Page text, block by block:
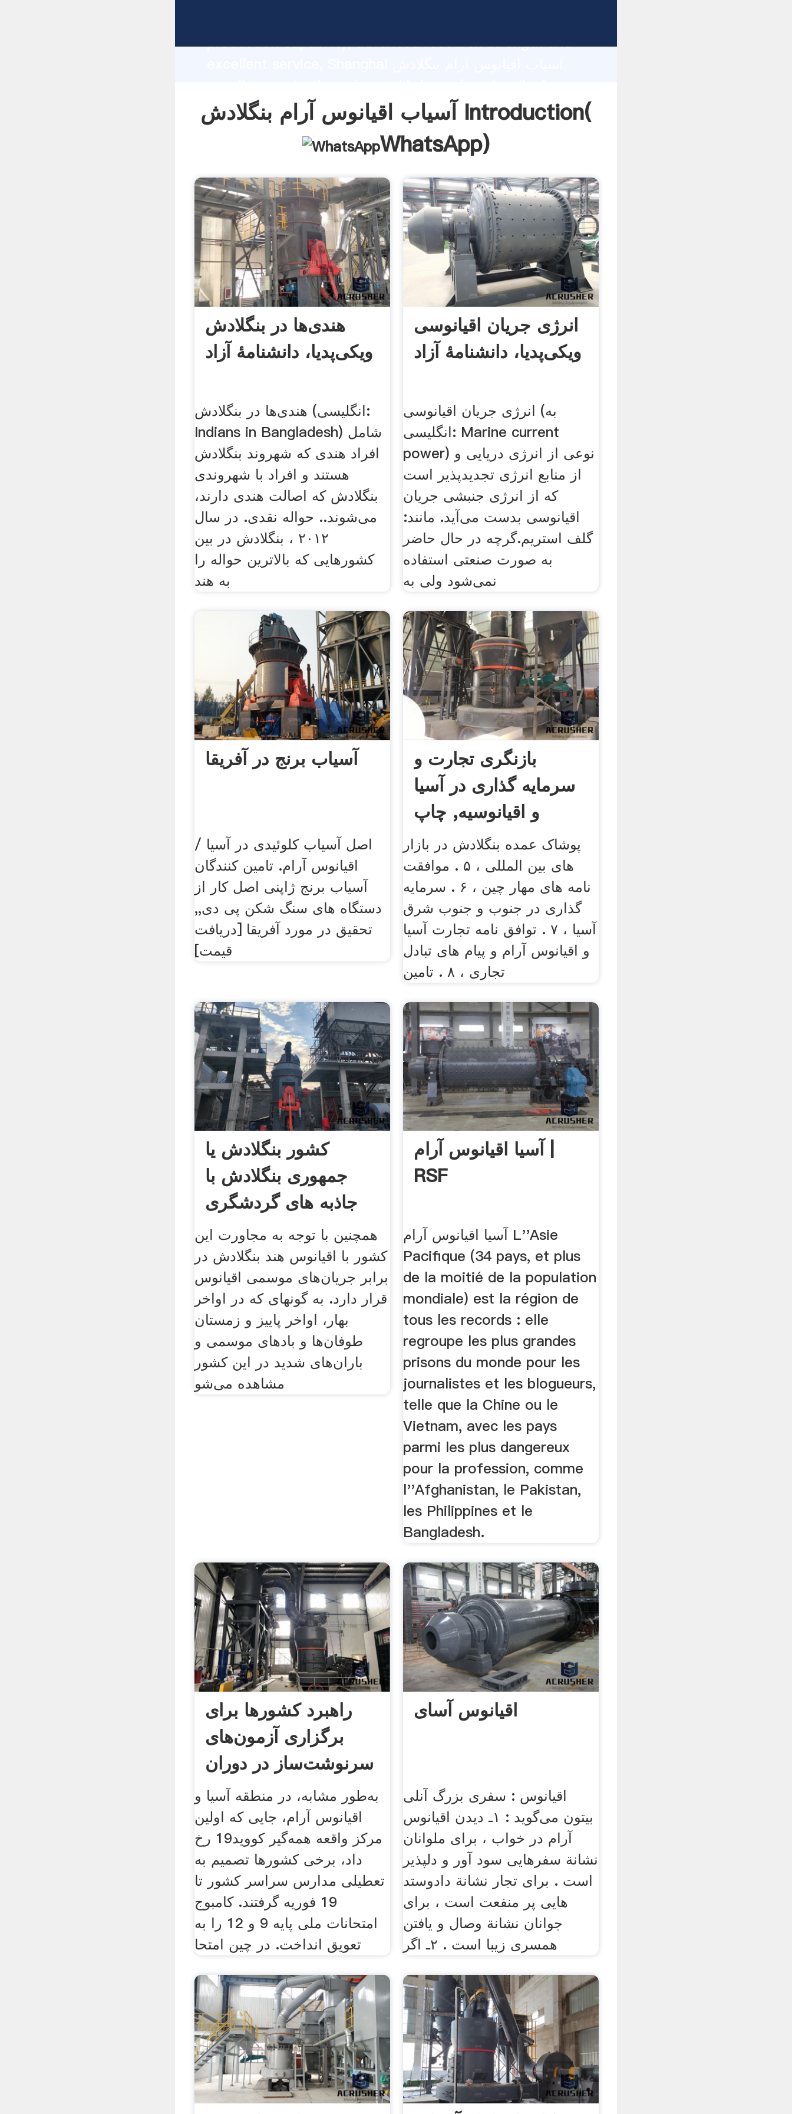
production capability, advanced research strength and
customers.
آسیاب اقیانوس آرام بنگلادش Introduction(
WhatsApp)
هندی‌ها در بنگلادش
ویکی‌پدیا، دانشنامهٔ آزاد
هندی‌ها در بنگلادش (انگلیسی:
Indians in Bangladesh) شامل
افراد هندی که شهروند بنگلادش
هستند و افراد با شهروندی
بنگلادش که اصالت هندی دارند،
می‌شوند.. حواله نقدی. در سال
۲۰۱۲ ، بنگلادش در بین
کشورهایی که بالاترین حواله را
به هند
انرژی جریان اقیانوسی
ویکی‌پدیا، دانشنامهٔ آزاد
انرژی جریان اقیانوسی (به
انگلیسی: Marine current
power) نوعی از انرژی دریایی و
از منابع انرژی تجدیدپذیر است
که از انرژی جنبشی جریان
اقیانوسی بدست می‌آید. مانند:
گلف استریم.گرچه در حال حاضر
به صورت صنعتی استفاده
نمی‌شود ولی به
آسیاب برنج در آفریقا
اصل آسیاب کلوئیدی در آسیا /
اقیانوس آرام. تامین کنندگان
آسیاب برنج ژاپنی اصل کار از
دستگاه های سنگ شکن پی دی,,
تحقیق در مورد آفریقا [دریافت
قیمت]
بازنگری تجارت و
سرمایه گذاری در آسیا
و اقیانوسیه, چاپ
پوشاک عمده بنگلادش در بازار
های بین المللی ، ۵ . موافقت
نامه های مهار چین ، ۶ . سرمایه
گذاری در جنوب و جنوب شرق
آسیا ، ۷ . توافق نامه تجارت آسیا
و اقیانوس آرام و پیام های تبادل
تجاری ، ۸ . تامین
کشور بنگلادش یا
جمهوری بنگلادش با
جاذبه های گردشگری
آن
همچنین با توجه به مجاورت این
کشور با اقیانوس هند بنگلادش در
برابر جریان‌های موسمی اقیانوس
قرار دارد. به گونه­ای که در اواخر
بهار، اواخر پاییز و زمستان
طوفان‌ها و بادهای موسمی و
باران‌های شدید در این کشور
مشاهده می‌شو
آسیا اقیانوس آرام |
RSF
آسیا اقیانوس آرام L''Asie
Pacifique (34 pays, et plus
de la moitié de la population
mondiale) est la région de
tous les records : elle
regroupe les plus grandes
prisons du monde pour les
journalistes et les blogueurs,
telle que la Chine ou le
Vietnam, avec les pays
parmi les plus dangereux
pour la profession, comme
l''Afghanistan, le Pakistan,
les Philippines et le
Bangladesh.
راهبرد کشورها برای
برگزاری آزمون‌های
سرنوشت‌ساز در دوران
به‌طور مشابه، در منطقه آسیا و
اقیانوس آرام، جایی که اولین
مرکز واقعه همه‌گیر کووید19 رخ
داد، برخی کشورها تصمیم به
تعطیلی مدارس سراسر کشور تا
19 فوریه گرفتند. کامبوج
امتحانات ملی پایه 9 و 12 را به
تعویق انداخت. در چین امتحا
اقیانوس آسای
اقیانوس : سفری بزرگ آنلی
بیتون می‌گوید : ۱ـ دیدن اقیانوس
آرام در خواب ، برای ملوانان
نشانة سفرهایی سود آور و دلپذیر
است . برای تجار نشانة دادوستد
هایی پر منفعت است ، برای
جوانان نشانة وصال و یافتن
همسری زیبا است . ۲ـ اگر